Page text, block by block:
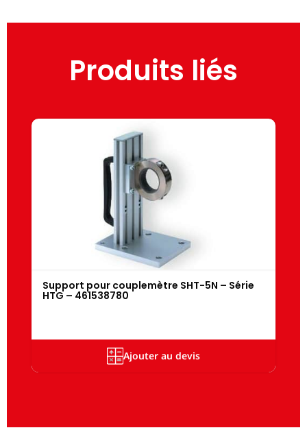
Produits liés
Support pour couplemètre SHT-5N – Série
HTG – 461538780
Ajouter au devis